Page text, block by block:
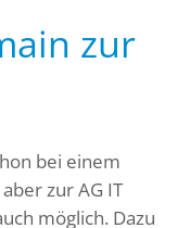
zur
bei einem
zur AG IT
möglich. Dazu